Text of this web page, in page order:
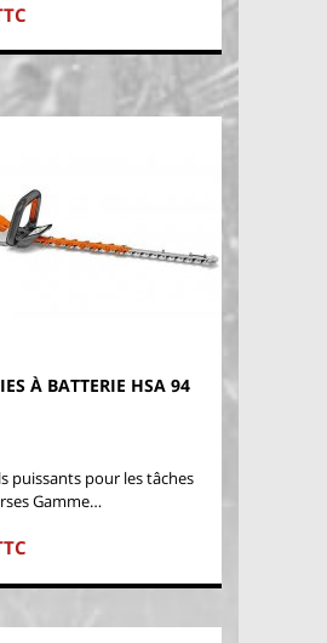
À BATTERIE HSA 94
puissants pour les tâches
Gamme…